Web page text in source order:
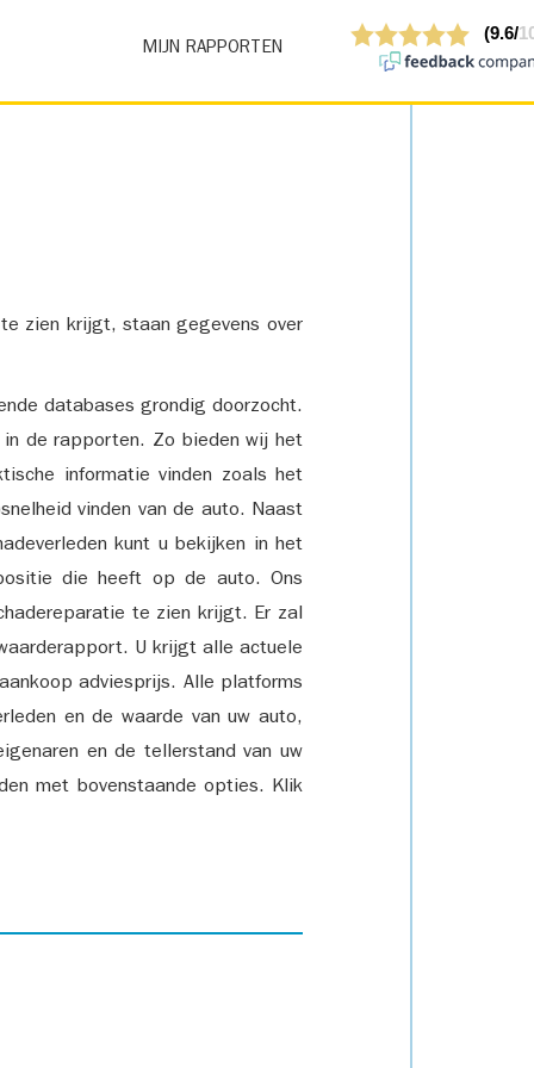
MIJN RAPPORTEN
zien krijgt, staan gegevens over
databases grondig doorzocht.
de rapporten. Zo bieden wij het
informatie vinden zoals het
vinden van de auto. Naast
kunt u bekijken in het
die heeft op de auto. Ons
te zien krijgt. Er zal
U krijgt alle actuele
adviesprijs. Alle platforms
en de waarde van uw auto,
en de tellerstand van uw
met bovenstaande opties. Klik